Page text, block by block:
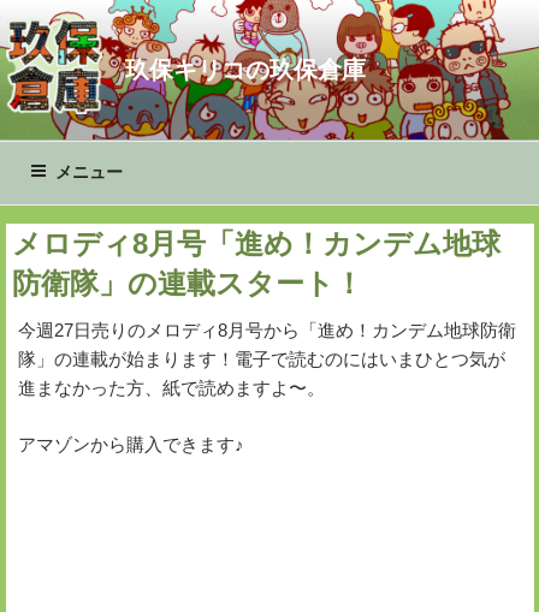
ン
テ
ン
プ
玖保キリコの玖保倉庫
メニュー
メロディ8月号「進め！カンデム地球
防衛隊」の連載スタート！
今週27日売りのメロディ8月号から「進め！カンデム地球防衛
隊」の連載が始まります！電子で読むのにはいまひとつ気が
進まなかった方、紙で読めますよ〜。
アマゾンから購入できます♪